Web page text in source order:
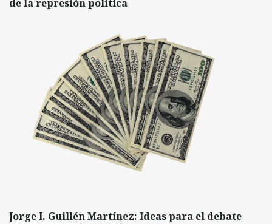
de la represión política
Jorge I. Guillén Martínez: Ideas para el debate